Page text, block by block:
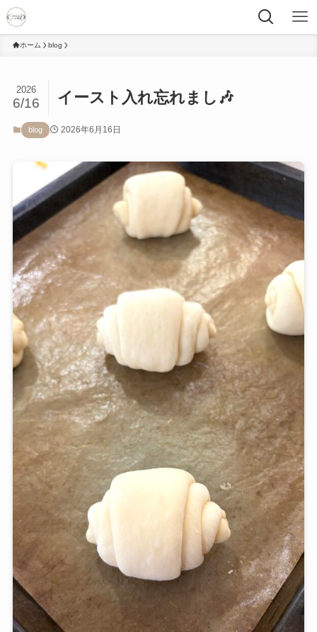
ホーム blog
イースト入れ忘れまし🎶
2026
6/16
blog 2026年6月16日